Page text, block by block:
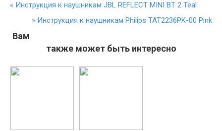
« Инструкция к наушникам JBL REFLECT MINI BT 2 Teal
» Инструкция к наушникам Philips TAT2236PK-00 Pink
Вам
также может быть интересно